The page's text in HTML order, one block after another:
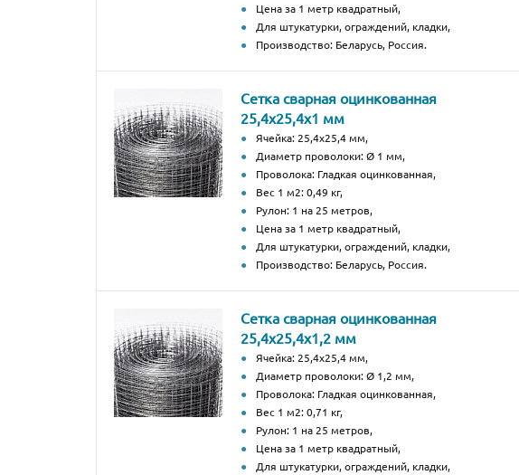
Цена за 1 метр квадратный,
Для штукатурки, ограждений, кладки,
Производство: Беларусь, Россия.
Сетка сварная оцинкованная
25,4х25,4х1 мм
Ячейка: 25,4х25,4 мм,
Диаметр проволоки: Ø 1 мм,
Проволока: Гладкая оцинкованная,
Вес 1 м2: 0,49 кг,
Рулон: 1 на 25 метров,
Цена за 1 метр квадратный,
Для штукатурки, ограждений, кладки,
Производство: Беларусь, Россия.
Сетка сварная оцинкованная
25,4х25,4х1,2 мм
Ячейка: 25,4х25,4 мм,
Диаметр проволоки: Ø 1,2 мм,
Проволока: Гладкая оцинкованная,
Вес 1 м2: 0,71 кг,
Рулон: 1 на 25 метров,
Цена за 1 метр квадратный,
Для штукатурки, ограждений, кладки,